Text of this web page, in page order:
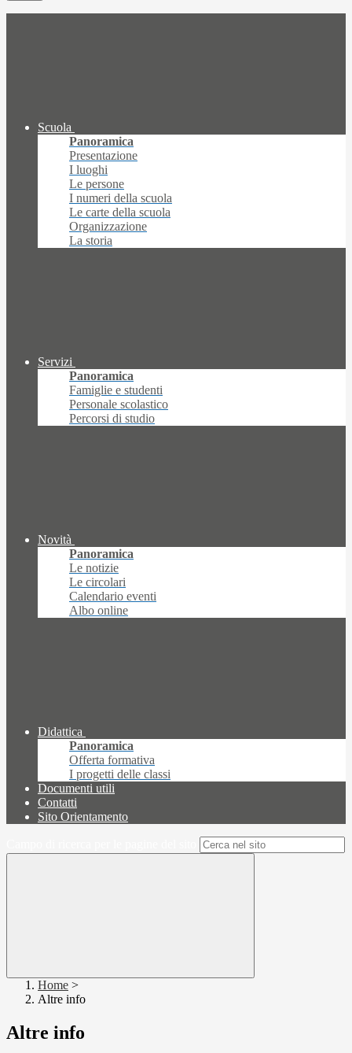
Scuola
Panoramica
Presentazione
I luoghi
Le persone
I numeri della scuola
Le carte della scuola
Organizzazione
La storia
Servizi
Panoramica
Famiglie e studenti
Personale scolastico
Percorsi di studio
Novità
Panoramica
Le notizie
Le circolari
Calendario eventi
Albo online
Didattica
Panoramica
Offerta formativa
I progetti delle classi
Documenti utili
Contatti
Sito Orientamento
Home >
Altre info
Altre info